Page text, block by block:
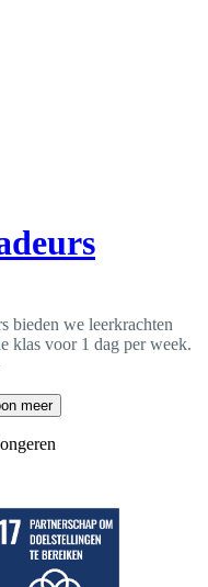
bieden we leerkrachten
klas voor 1 dag per week.
meer